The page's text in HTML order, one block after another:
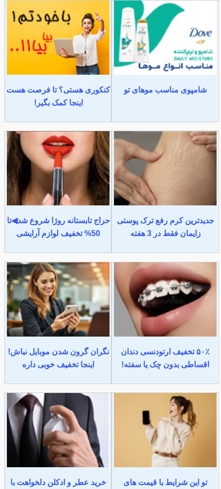
شامپوی مناسب موهای تو
کنکوری هستی؟ تا فرصت هست
اینجا کمک بگیر!
جدیدترین کرم رفع ترک پوستی
زایمان فقط در 3 هفته
حراج تابستانه روژا شروع شد◀تا
50% تخفیف لوازم آرایشی
۵۰٪ تخفیف ارتودنسی دندان
اقساطی بدون چک یا سفته!
نگران گرون شدن موبایل نباش!
اینجا تخفیف خوبی داره
تو این شرایط با قیمت های
خرید عطر و ادکلن دلخواهت با